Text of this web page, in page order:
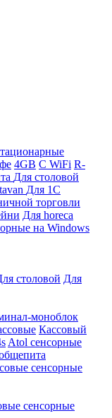
4GB С WiFi R-
Для столовой
Для 1С
торговли
Для horeca
на Windows
столовой Для
моноблок
Кассовый
Atol сенсорные
сенсорные
сенсорные